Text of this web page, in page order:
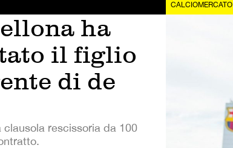
ha
il figlio
di de
clausola rescissoria da 100
CALCIOMERCATO